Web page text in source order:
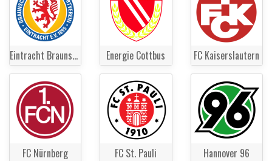
Eintracht Braunschweig Energie Cottbus FC Kaiserslautern
FC Nürnberg FC St. Pauli Hannover 96